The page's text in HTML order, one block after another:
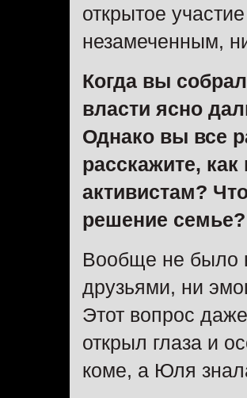
открытое
незамеченным,
Когда вы
власти ясно
Однако вы все
расскажите,
активистам?
решение
Вообще не было
друзьями, ни
Этот вопрос
открыл глаза и
коме, а Юля